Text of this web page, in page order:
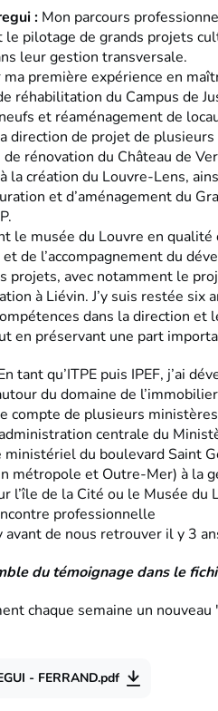
: Mon parcours
le pilotage de grands projets
leur gestion transversale.
ma première expérience en
réhabilitation du Campus de
et réaménagement de
direction de projet de
rénovation du Château de
la création du Louvre-Lens,
et d’aménagement du
le musée du Louvre en
de l’accompagnement du
projets, avec notamment le
à Liévin. J’y suis restée six
dans la direction et
en préservant une part
tant qu’ITPE puis IPEF, j’ai
du domaine de
compte de plusieurs
centrale du
du boulevard Saint
métropole et Outre-Mer) à la
l’île de la Cité ou le Musée du
professionnelle
avant de nous retrouver il y 3
du témoignage dans le
chaque semaine un
- FERRAND.pdf